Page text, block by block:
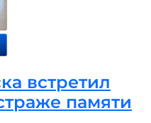
встретил
памяти